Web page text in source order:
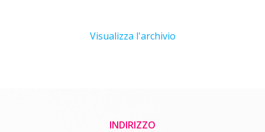
Visualizza l'archivio
INDIRIZZO